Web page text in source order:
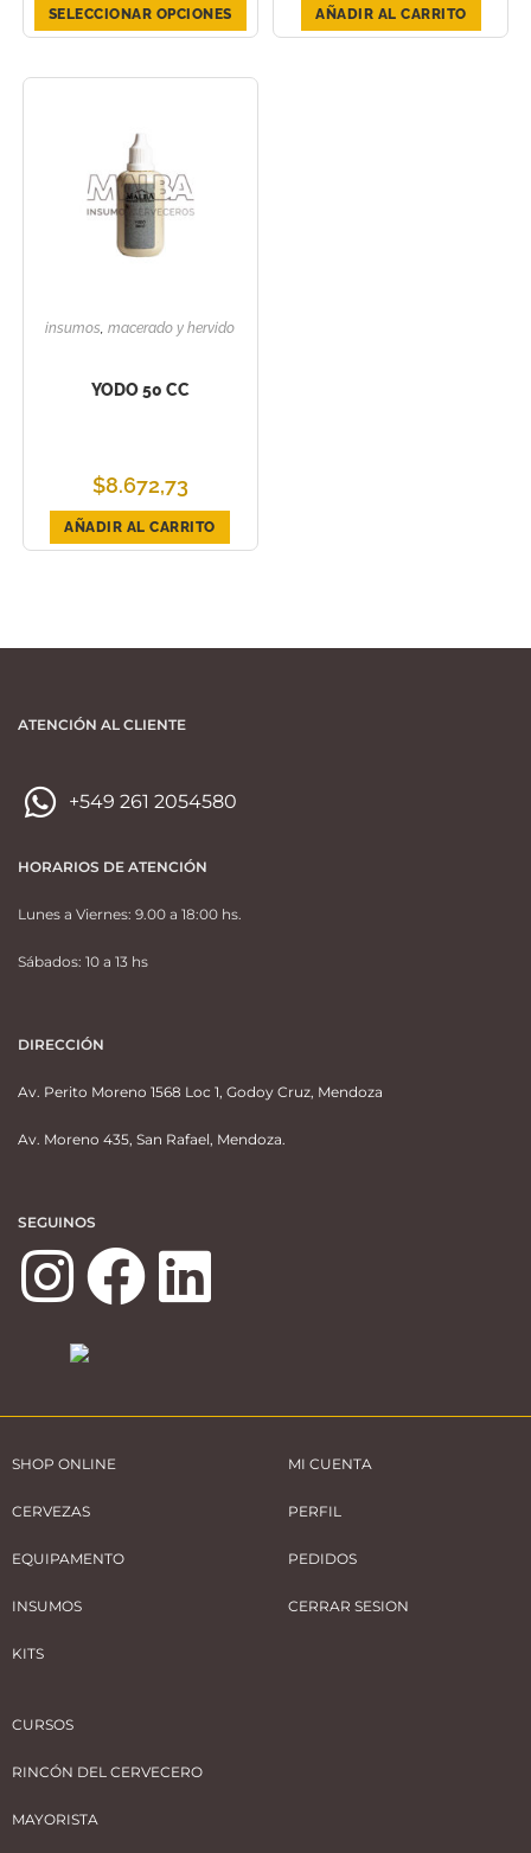
SELECCIONAR OPCIONES AÑADIR AL CARRITO
insumos ,macerado y hervido
YODO 50 CC
$8.672,73
AÑADIR AL CARRITO
ATENCIÓN AL CLIENTE
+549 261 2054580
HORARIOS DE ATENCIÓN
Lunes a Viernes: 9.00 a 18:00 hs.
Sábados: 10 a 13 hs
DIRECCIÓN
Av. Perito Moreno 1568 Loc 1, Godoy Cruz, Mendoza
Av. Moreno 435, San Rafael, Mendoza.
SEGUINOS
SHOP ONLINE
CERVEZAS
EQUIPAMENTO
INSUMOS
KITS
MI CUENTA
PERFIL
PEDIDOS
CERRAR SESION
CURSOS
RINCÓN DEL CERVECERO
MAYORISTA